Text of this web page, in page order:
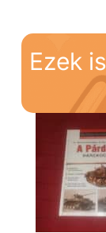
Ezek